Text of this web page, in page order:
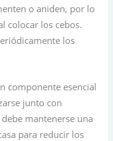
o aniden, por lo
colocar los cebos.
los
componente esencial
junto con
mantenerse una
para reducir los